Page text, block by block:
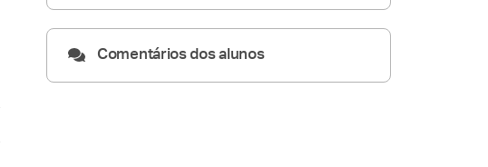
Comentários dos alunos